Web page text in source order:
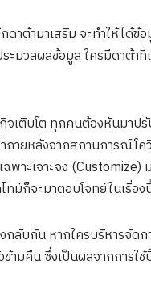
าต้ามาเสริม จะทำให้ได้ข้
มวลผลข้อมูล ใครมีดาต้าที่
จเติบโต ทุกคนต้องหันมา
าภายหลังจากสถานการณ์โ
าะเจาะจง (Customize)
ทม์ก็จะมาตอบโจทย์ในเรื่อง
ลับกัน หากใครบริหารจัดก
ามคืน ซึ่งเป็นผลจากการใ